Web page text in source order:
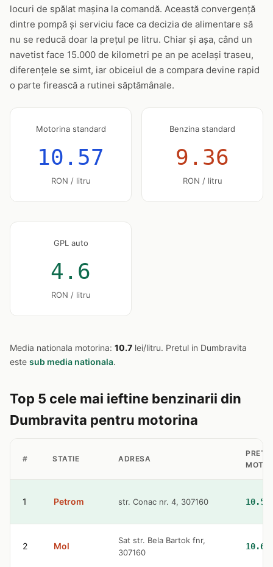
locuri de spălat mașina la comandă. Această convergență
dintre pompă și serviciu face ca decizia de alimentare să
nu se reducă doar la prețul pe litru. Chiar și așa, când un
navetist face 15.000 de kilometri pe an pe același traseu,
diferențele se simt, iar obiceiul de a compara devine rapid
o parte firească a rutinei săptămânale.
Motorina standard
10.57
RON / litru
Benzina standard
9.36
RON / litru
GPL auto
4.6
RON / litru
Media nationala motorina: 10.7 lei/litru. Pretul in Dumbravita
este sub media nationala.
Top 5 cele mai ieftine benzinarii din
Dumbravita pentru motorina
# STATIE ADRESA
PRET
1 Petrom str. Conac nr. 4, 307160
2 Mol
Sat str. Bela Bartok fnr,
307160